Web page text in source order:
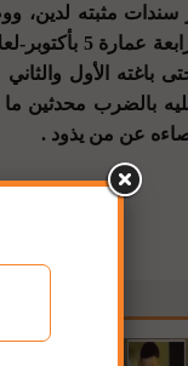
مثبته لدين،
الثالثة له إلى
باغته الأول
بالضرب محدثين ما
عن من يذود .